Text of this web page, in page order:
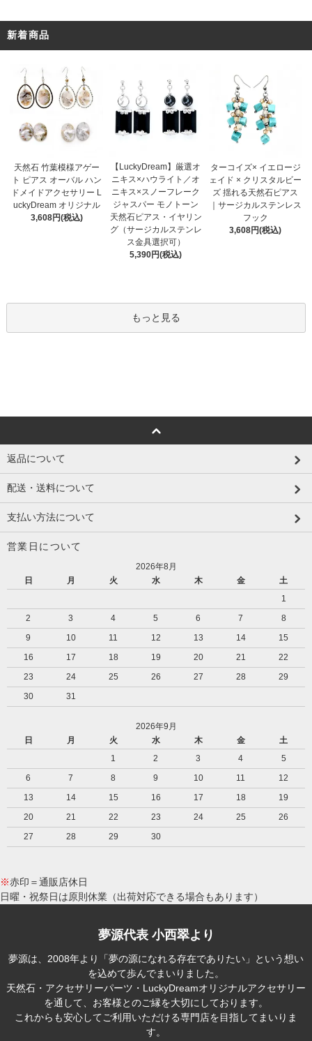
新着商品
天然石 竹葉模様アゲー
ト ピアス オーバル ハン
ドメイドアクセサリー L
uckyDream オリジナル
3,608円(税込)
【LuckyDream】厳選オ
ニキス×ハウライト／オ
ニキス×スノーフレーク
ジャスパー モノトーン
天然石ピアス・イヤリン
グ（サージカルステンレ
ス金具選択可）
5,390円(税込)
ターコイズ× イエロージ
ェイド × クリスタルビー
ズ 揺れる天然石ピアス
｜サージカルステンレス
フック
3,608円(税込)
もっと見る
返品について
配送・送料について
支払い方法について
営業日について
2026年8月
日
月 火 水 木 金
土
1
2
3 4 5 6 7
8
9
10 11 12 13 14
15
16
17 18 19 20 21
22
23
24 25 26 27 28
29
30
31
2026年9月
日
月 火 水 木 金
土
1
2 3 4
5
6
7 8 9 10 11
12
13
14 15 16 17 18
19
20
21 22 23 24 25
26
27
28 29 30
※赤印＝通販店休日
日曜・祝祭日は原則休業（出荷対応できる場合もあります）
夢源代表 小西翠より
夢源は、2008年より「夢の源になれる存在でありたい」という想い
を込めて歩んでまいりました。
天然石・アクセサリーパーツ・LuckyDreamオリジナルアクセサリー
を通して、お客様とのご縁を大切にしております。
これからも安心してご利用いただける専門店を目指してまいりま
す。